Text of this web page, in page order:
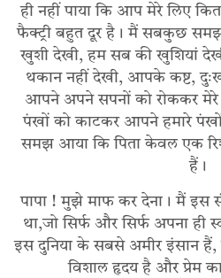
ही नहीं पाया कि आप मेरे लिए
फैक्ट्री बहुत दूर है। मैं सबकुछ
खुशी देखी, हम सब की खुशियां
थकान नहीं देखी, आपके कष्ट,
आपने अपने सपनों को रोककर मेरे
पंखों को काटकर आपने हमारे
समझ आया कि पिता केवल एक
हैं।
पापा ! मुझे माफ कर देना। मैं इस
था,जो सिर्फ और सिर्फ अपना ही
इस दुनिया के सबसे अमीर इंसान
विशाल हृदय है और प्रेम